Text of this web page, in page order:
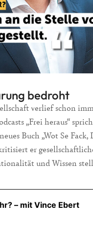
bedroht
verlief schon
„Frei heraus“
Buch „Wot Se Fack,
er
und Wissen